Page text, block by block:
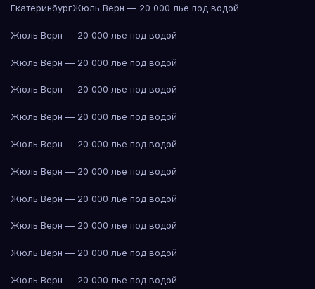
ЕкатеринбургЖюль Верн — 20 000 лье под водой
Жюль Верн — 20 000 лье под водой
Жюль Верн — 20 000 лье под водой
Жюль Верн — 20 000 лье под водой
Жюль Верн — 20 000 лье под водой
Жюль Верн — 20 000 лье под водой
Жюль Верн — 20 000 лье под водой
Жюль Верн — 20 000 лье под водой
Жюль Верн — 20 000 лье под водой
Жюль Верн — 20 000 лье под водой
Жюль Верн — 20 000 лье под водой